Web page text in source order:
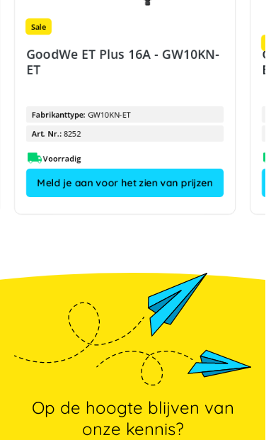
Sale
GoodWe ET Plus 16A - GW10KN-
ET
Fabrikanttype: GW10KN-ET
Art. Nr.: 8252
Voorradig
Meld je aan voor het zien van prijzen
ET
Op de hoogte blijven van
onze kennis?